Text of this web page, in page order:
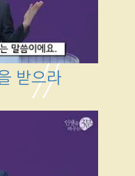
받으라